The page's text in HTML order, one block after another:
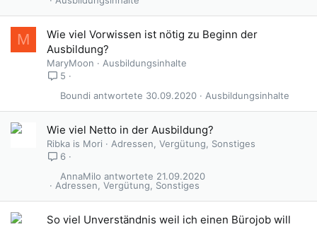
M
Wie viel Vorwissen ist nötig zu Beginn der
Ausbildung?
MaryMoon
Ausbildungsinhalte
5
Ausbildungsinhalte
30.09.2020
Boundi
Wie viel Netto in der Ausbildung?
Ribka is Mori
Adressen, Vergütung, Sonstiges
6
Adressen, Vergütung, Sonstiges
21.09.2020
AnnaMilo
So viel Unverständnis weil ich einen Bürojob will